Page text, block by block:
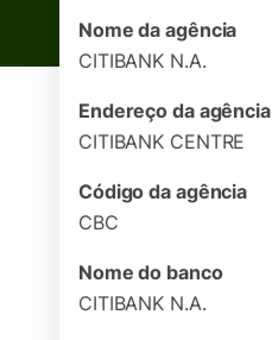
Nome da agência
CITIBANK N.A.
Endereço da agência
CITIBANK CENTRE
Código da agência
CBC
Nome do banco
CITIBANK N.A.